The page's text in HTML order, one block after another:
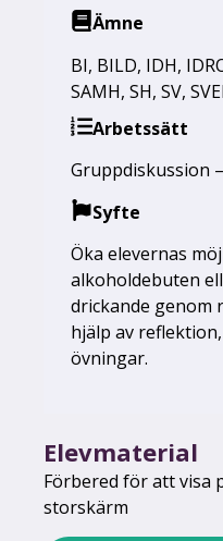
Ämne
BI, BILD, IDH,
SAMH, SH, SV,
Arbetssätt
Gruppdiskussion
Syfte
Öka elevernas
alkoholdebuten
drickande genom
hjälp av
övningar.
Elevmaterial
Förbered för att visa
storskärm